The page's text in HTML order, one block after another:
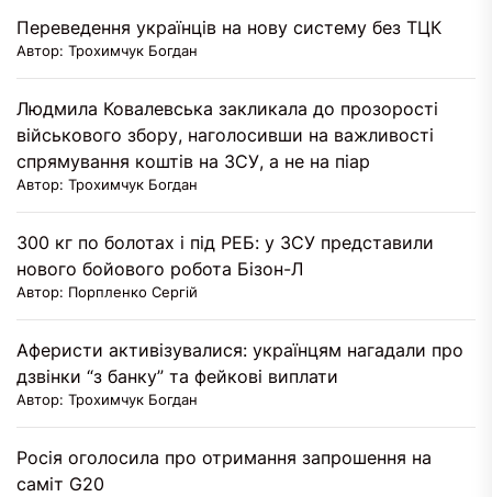
Переведення українців на нову систему без ТЦК
Автор: Трохимчук Богдан
Людмила Ковалевська закликала до прозорості
військового збору, наголосивши на важливості
спрямування коштів на ЗСУ, а не на піар
Автор: Трохимчук Богдан
300 кг по болотах і під РЕБ: у ЗСУ представили
нового бойового робота Бізон-Л
Автор: Порпленко Сергій
Аферисти активізувалися: українцям нагадали про
дзвінки “з банку” та фейкові виплати
Автор: Трохимчук Богдан
Росія оголосила про отримання запрошення на
саміт G20